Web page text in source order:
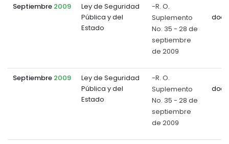
Septiembre 2009
Ley de Seguridad
Pública y del
Estado
-R. O.
Suplemento
No. 35 - 28 de
septiembre
de 2009
Septiembre 2009
Ley de Seguridad
Pública y del
Estado
-R. O.
Suplemento
No. 35 - 28 de
septiembre
de 2009